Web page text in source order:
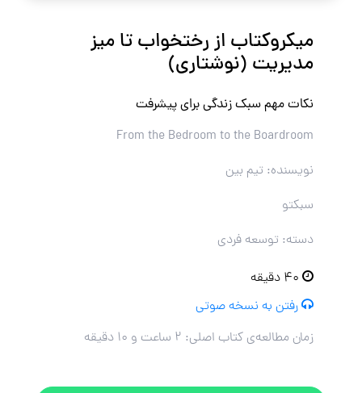
میکروکتاب از رختخواب تا میز
مدیریت (نوشتاری)
نکات مهم سبک‌ زندگی برای پیشرفت
From the Bedroom to the Boardroom
نویسنده: تیم بین
سبکتو
دسته: توسعه فردی
رفتن به نسخه صوتی
زمان مطالعه‌ی کتاب اصلی: ۲ ساعت و ۱۰ دقیقه